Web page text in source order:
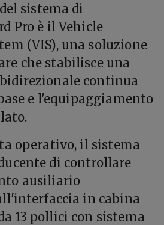
sistema di
Pro è il Vehicle
(VIS), una soluzione
che stabilisce una
continua
e l'equipaggiamento
operativo, il sistema
di controllare
ausiliario
in cabina
13 pollici con sistema